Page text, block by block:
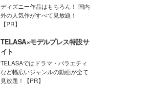
ディズニー作品はもちろん！ 国内
外の人気作がすべて見放題！
【PR】
TELASA×モデルプレス特設サ
イト
TELASAではドラマ・バラエティ
など幅広いジャンルの動画が全て
見放題！【PR】